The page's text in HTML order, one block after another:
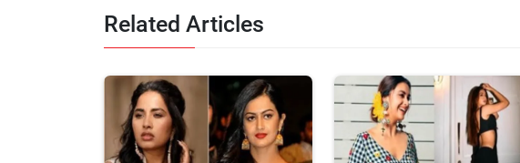
Related Articles